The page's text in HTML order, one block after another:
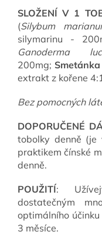
SLOŽENÍ V 1
(Silybum
silymarinu -
Ganoderma
200mg;
extrakt z kořene
Bez pomocných
DOPORUČENÉ
tobolky denně (je
praktikem čínské
denně.
POUŽITÍ:
dostatečným
optimálního
3 měsíce.